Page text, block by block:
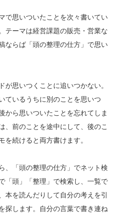
で思いついたことを次々書いてい
テーマは経営課題の販売・営業な
ならば「頭の整理の仕方」で思い
が思いつくことに追いつかない。
ているうちに別のことを思いつ
から思いついたことを忘れてしま
、前のことを途中にして、後のこ
を続けると両方書けます。
、「頭の整理の仕方」でネット検
「頭」「整理」で検索し、一覧で
本を読んだりして自分の考えを引
探します。自分の言葉で書き連ね